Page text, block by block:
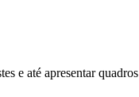
e até apresentar